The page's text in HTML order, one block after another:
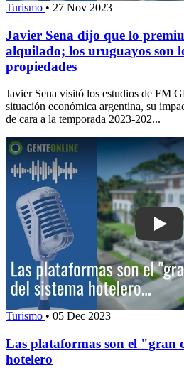
Turismo • 27 Nov 2023
Javier Sena dijo que lo
alquilado; los uruguayos son
propiedades
Javier Sena visitó los estudios de FM
situación económica argentina, su
de cara a la temporada 2023-202...
Play:
Turismo • 05 Dec 2023
Las plataformas son el "gran
hotelero